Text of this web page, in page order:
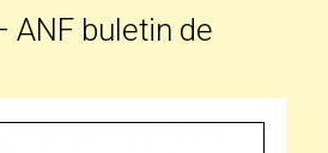
ANF buletin de